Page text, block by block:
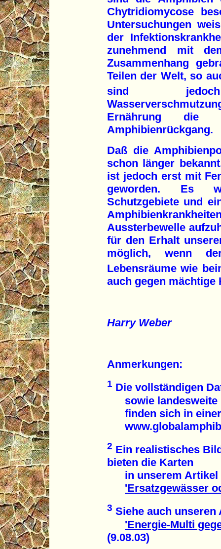
Chytridiomycose
Untersuchungen
der
zunehmend mit
Zusammenhang
Teilen der Welt, so
sind jedoch
Ernährung die
Amphibienrückgang.
Daß die
schon länger
ist jedoch erst mit
geworden. Es
Schutzgebiete und
Aussterbewelle
für den Erhalt
möglich, wenn
Lebensräume wie
auch gegen
Harry Weber
Anmerkungen:
1 Die vollständigen
sowie landesweite
finden sich in einer
2 Ein realistisches
bieten die Karten
in unserem Artikel
'Ersatzgewässer
3 Siehe auch unseren
'Energie-Multi
(9.08.03)